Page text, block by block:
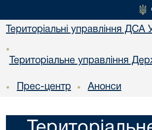
Територіальні управління ДСА
•
Територіальне управління
• Прес-центр • Анонси